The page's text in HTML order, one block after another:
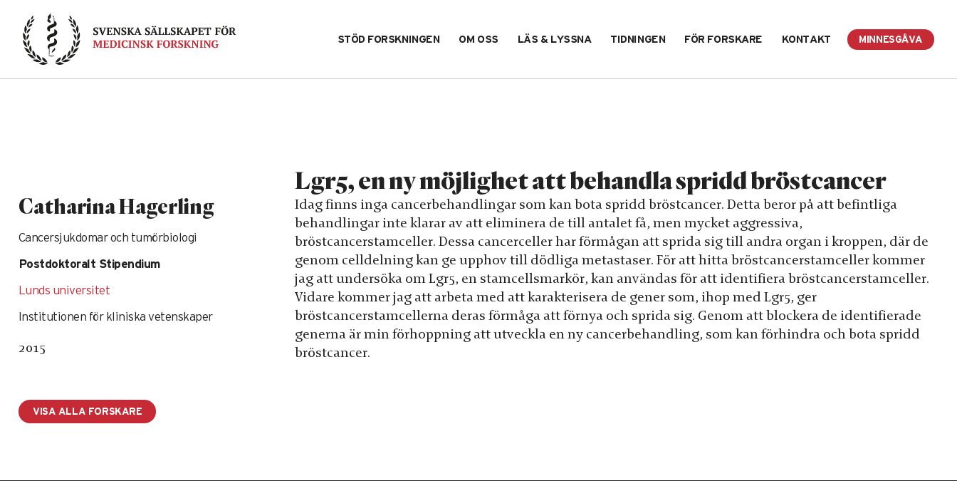
content
STÖD FORSKNINGEN OM OSS LÄS & LYSSNA TIDNINGEN FÖR FORSKARE KONTAKT MINNESGÅVA
Catharina Hagerling
Cancersjukdomar och tumörbiologi
Postdoktoralt Stipendium
Lunds universitet
Institutionen för kliniska vetenskaper
2015
Lgr5, en ny möjlighet att behandla spridd bröstcancer
Idag finns inga cancerbehandlingar som kan bota spridd bröstcancer. Detta beror på att befintliga
behandlingar inte klarar av att eliminera de till antalet få, men mycket aggressiva,
bröstcancerstamceller. Dessa cancerceller har förmågan att sprida sig till andra organ i kroppen, där de
genom celldelning kan ge upphov till dödliga metastaser. För att hitta bröstcancerstamceller kommer
jag att undersöka om Lgr5, en stamcellsmarkör, kan användas för att identifiera bröstcancerstamceller.
Vidare kommer jag att arbeta med att karakterisera de gener som, ihop med Lgr5, ger
bröstcancerstamcellerna deras förmåga att förnya och sprida sig. Genom att blockera de identifierade
generna är min förhoppning att utveckla en ny cancerbehandling, som kan förhindra och bota spridd
bröstcancer.
VISA ALLA FORSKARE